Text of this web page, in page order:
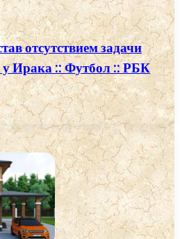
отсутствием задачи
Ирака :: Футбол :: РБК